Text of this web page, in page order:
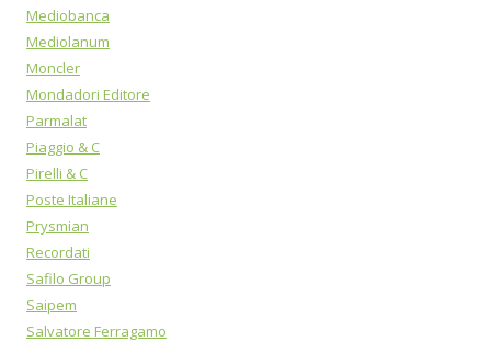
Mediobanca
Mediolanum
Moncler
Mondadori Editore
Parmalat
Piaggio & C
Pirelli & C
Poste Italiane
Prysmian
Recordati
Safilo Group
Saipem
Salvatore Ferragamo